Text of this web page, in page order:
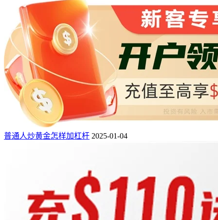
普通人炒黄金怎样加杠杆 2025-01-04